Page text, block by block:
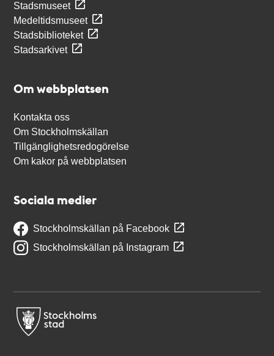
Stadsmuseet
Medeltidsmuseet
Stadsbiblioteket
Stadsarkivet
Om webbplatsen
Kontakta oss
Om Stockholmskällan
Tillgänglighetsredogörelse
Om kakor på webbplatsen
Sociala medier
Stockholmskällan på Facebook
Stockholmskällan på Instagram